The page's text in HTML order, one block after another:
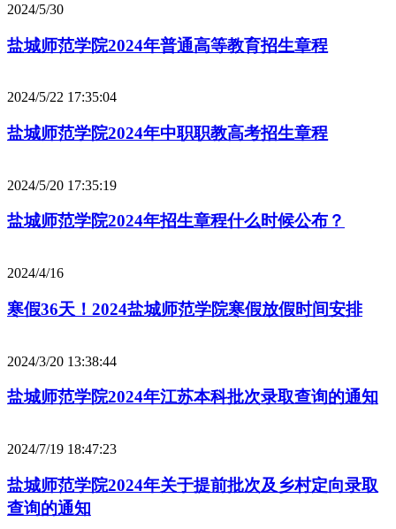
2024/5/30
盐城师范学院2024年普通高等教育招生章程
2024/5/22 17:35:04
盐城师范学院2024年中职职教高考招生章程
2024/5/20 17:35:19
盐城师范学院2024年招生章程什么时候公布？
2024/4/16
寒假36天！2024盐城师范学院寒假放假时间安排
2024/3/20 13:38:44
盐城师范学院2024年江苏本科批次录取查询的通知
2024/7/19 18:47:23
盐城师范学院2024年关于提前批次及乡村定向录取
查询的通知